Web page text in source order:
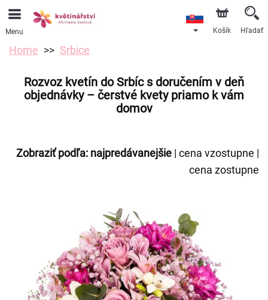
Menu Košík Hľadať
Home Srbice
Rozvoz kvetín do Srbíc s doručením v deň
objednávky – čerstvé kvety priamo k vám
domov
Zobraziť podľa: najpredávanejšie | cena vzostupne |
cena zostupne